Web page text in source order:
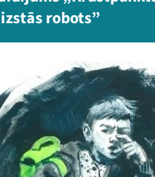
robots”